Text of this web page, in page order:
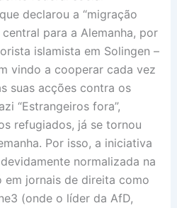
declarou a “migração
para a Alemanha, por
islamista em Solingen –
vindo a cooperar cada vez
suas acções contra os
“Estrangeiros fora”,
refugiados, já se tornou
Por isso, a iniciativa
normalizada na
em jornais de direita como
(onde o líder da AfD,